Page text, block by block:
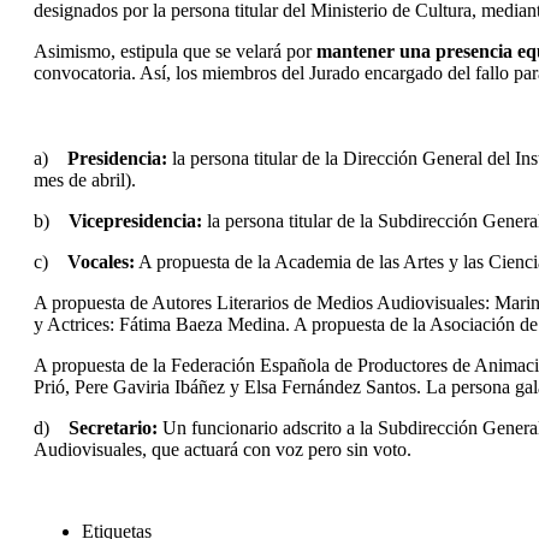
designados por la persona titular del Ministerio de Cultura,
Asimismo, estipula que se velará pormantener una presencia
convocatoria. Así, los miembros del Jurado encargado del fallo
a) Presidencia: la persona titular de la Dirección General del
mes de abril).
b) Vicepresidencia: la persona titular de la Subdirección
c) Vocales: A propuesta de la Academia de las Artes y las
A propuesta de Autores Literarios de Medios Audiovisuales:
y Actrices: Fátima Baeza Medina. A propuesta de la Asociación
A propuesta de la Federación Española de Productores de
Prió, Pere Gaviria Ibáñez y Elsa Fernández Santos. La persona
d) Secretario: Un funcionario adscrito a la Subdirección
Audiovisuales, que actuará con voz pero sin voto.
Etiquetas